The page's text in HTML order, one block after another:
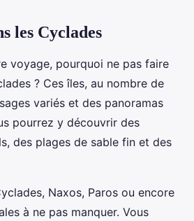
les Cyclades
voyage, pourquoi ne pas faire
? Ces îles, au nombre de
variés et des panoramas
pourrez y découvrir des
des plages de sable fin et des
Naxos, Paros ou encore
à ne pas manquer. Vous